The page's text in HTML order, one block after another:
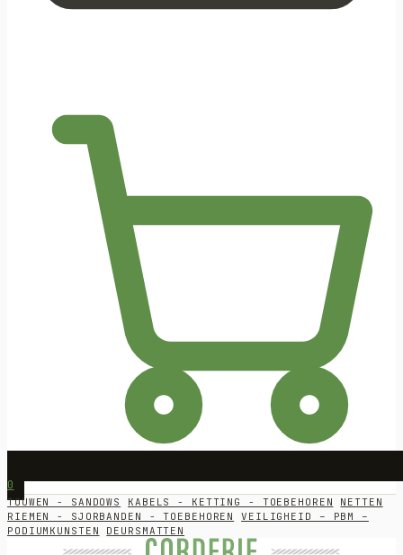
0
TOUWEN - SANDOWS KABELS - KETTING - TOEBEHOREN
NETTEN
RIEMEN - SJORBANDEN - TOEBEHOREN
VEILIGHEID – PBM –
PODIUMKUNSTEN
DEURSMATTEN